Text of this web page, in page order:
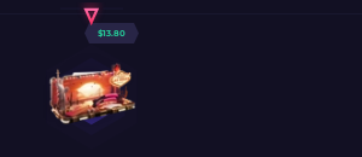
$13.80